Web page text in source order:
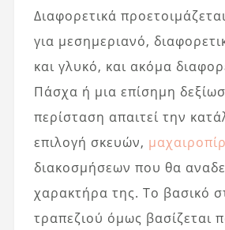
Διαφορετικά
για μεσημεριανό,
και γλυκό, και ακόμα
Πάσχα ή μια επίσημη
περίσταση απαιτεί την
επιλογή σκευών,
διακοσμήσεων που θα
χαρακτήρα της. Το βασικό
τραπεζιού όμως βασίζεται